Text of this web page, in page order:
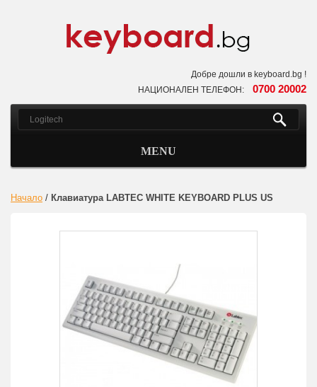
Добре дошли в keyboard.bg !
НАЦИОНАЛЕН ТЕЛЕФОН: 0700 20002
MENU
Начало / Клавиатура LABTEC WHITE KEYBOARD PLUS US